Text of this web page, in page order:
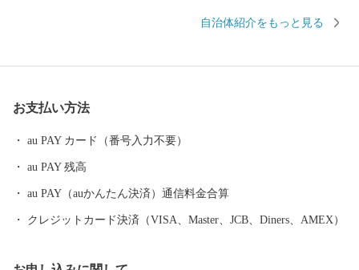
2026年4月にはユネスコ世界ジオパークとしても認定されました。
かな自然が生み出した逸品を是非ご堪能ください。
自治体紹介をもっと見る
お支払い方法
au PAY カード（番号入力不要）
au PAY 残高
au PAY（auかんたん決済）通信料金合算
クレジットカード決済（VISA、Master、JCB、Diners、AMEX）